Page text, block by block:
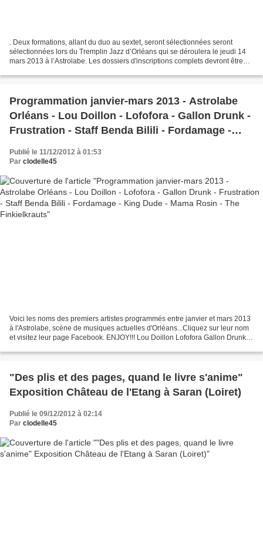
. Deux formations, allant du duo au sextet, seront sélectionnées seront
sélectionnées lors du Tremplin Jazz d’Orléans qui se déroulera le jeudi 14
mars 2013 à l’Astrolabe. Les dossiers d'inscriptions complets devront être
Programmation janvier-mars 2013 - Astrolabe
Orléans - Lou Doillon - Lofofora - Gallon Drunk -
Frustration - Staff Benda Bilili - Fordamage -
King Dude - Mama Rosin - The Finkielkrauts
Publié le 11/12/2012 à 01:53
Par clodelle45
Voici les noms des premiers artistes programmés entre janvier et mars 2013
à l'Astrolabe, scène de musiques actuelles d'Orléans...Cliquez sur leur nom
et visitez leur page Facebook. ENJOY!!! Lou Doillon Lofofora Gallon Drunk
"Des plis et des pages, quand le livre s'anime"
Exposition Château de l'Etang à Saran (Loiret)
Publié le 09/12/2012 à 02:14
Par clodelle45